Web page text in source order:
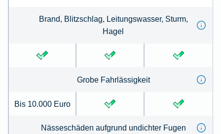
Brand, Blitz­schlag, Leitungs­wasser, Sturm,
Hagel
Grobe Fahr­lässig­keit
Bis 10.000 Euro
Nässe­schäden auf­grund un­dichter Fugen